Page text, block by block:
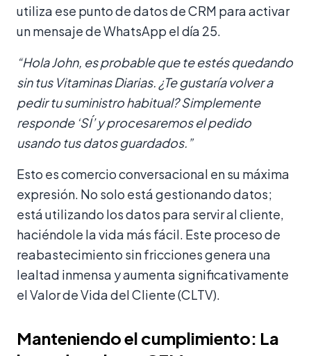
utiliza ese punto de datos de CRM para activar
un mensaje de WhatsApp el día 25.
“Hola John, es probable que te estés quedando
sin tus Vitaminas Diarias. ¿Te gustaría volver a
pedir tu suministro habitual? Simplemente
responde ‘SÍ’ y procesaremos el pedido
usando tus datos guardados.”
Esto es comercio conversacional en su máxima
expresión. No solo está gestionando datos;
está utilizando los datos para servir al cliente,
haciéndole la vida más fácil. Este proceso de
reabastecimiento sin fricciones genera una
lealtad inmensa y aumenta significativamente
el Valor de Vida del Cliente (CLTV).
Manteniendo el cumplimiento: La